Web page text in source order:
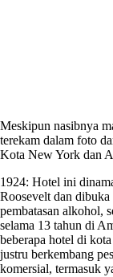
Meskipun nasibnya
terekam dalam foto
Kota New York dan
1924: Hotel ini
Roosevelt dan
pembatasan alkohol,
selama 13 tahun di
beberapa hotel di
justru berkembang
komersial, termasuk